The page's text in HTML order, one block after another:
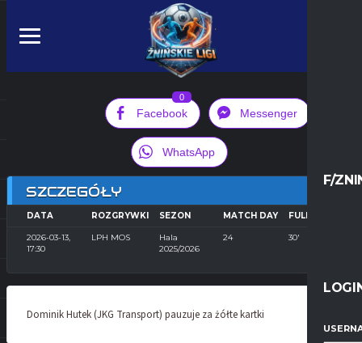
F/
Facebook
0
Messenger
WhatsApp
SZCZEGÓŁY
DATA ROZGRYWKI SEZON MATCH DAY FULL TIME
2026-03-13,
17:30
LPH MOS
Hala
2025/2026
24 30'
Dominik Hutek (JKG Transport) pauzuje za żółte kartki